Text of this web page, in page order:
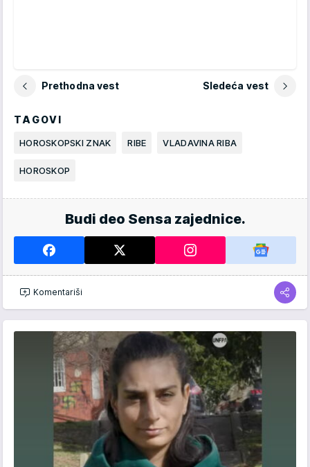
Prethodna vest Sledeća vest
TAGOVI
HOROSKOPSKI ZNAK RIBE VLADAVINA RIBA
HOROSKOP
Budi deo Sensa zajednice.
Komentariši